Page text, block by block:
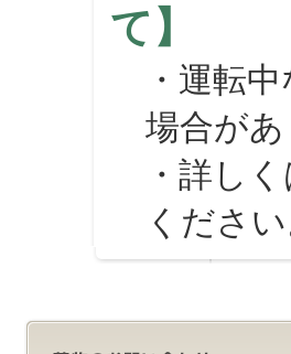
て】
・運転中
場合があ
・詳しく
ください